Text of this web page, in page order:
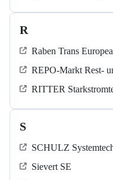
R
Raben Trans
REPO-Markt Rest-
RITTER
S
SCHULZ
Sievert SE